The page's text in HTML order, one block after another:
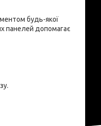
будь-якої
панелей допомагає